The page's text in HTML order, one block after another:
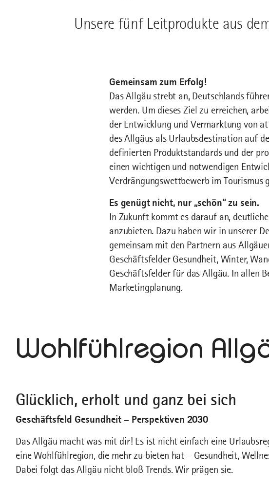
Unsere fünf Leitprodukte aus
Gemeinsam zum Erfolg!
Das Allgäu strebt an, Deutschlands
werden. Um dieses Ziel zu erreichen,
der Entwicklung und Vermarktung von
des Allgäus als Urlaubsdestination auf
definierten Produktstandards und der
einen wichtigen und notwendigen
Verdrängungswettbewerb im Tourismus
Es genügt nicht, nur „schön“ zu sein.
In Zukunft kommt es darauf an,
anzubieten. Dazu haben wir in unserer
gemeinsam mit den Partnern aus
Geschäftsfelder Gesundheit, Winter,
Geschäftsfelder für das Allgäu. In allen
Marketingplanung.
Wohlfühlregion
Glücklich, erholt und ganz bei sich
Geschäftsfeld Gesundheit – Perspektiven 2030
Das Allgäu macht was mit dir! Es ist nicht einfach eine
eine Wohlfühlregion, die mehr zu bieten hat – Gesundheit,
Dabei folgt das Allgäu nicht bloß Trends. Wir prägen sie.